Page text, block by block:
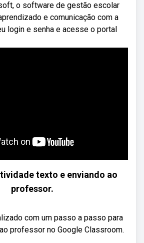
o software de gestão escolar
e comunicação com a
login e senha e acesse o portal
texto e enviando ao
professor.
com um passo a passo para
professor no Google Classroom.